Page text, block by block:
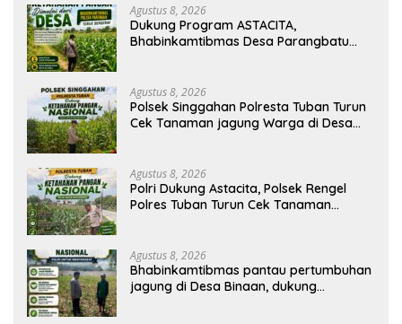
Agustus 8, 2026
Dukung Program ASTACITA,
Bhabinkamtibmas Desa Parangbatu
Di Desa Parangbatu Kec. Parengan
Agustus 8, 2026
Polsek Singgahan Polresta Tuban Turun
Cek Tanaman jagung Warga di Desa
Agustus 8, 2026
Polri Dukung Astacita, Polsek Rengel
Polres Tuban Turun Cek Tanaman
Agustus 8, 2026
Bhabinkamtibmas pantau pertumbuhan
jagung di Desa Binaan, dukung